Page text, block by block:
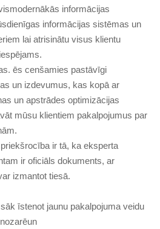
informācijas
informācijas sistēmas un
lai atrisinātu visus klientu
ēs cenšamies pastāvīgi
un izdevumus, kas kopā ar
un apstrādes optimizācijas
mūsu klientiem pakalpojumus par
ir tā, ka eksperta
ir oficiāls dokuments, ar
izmantot tiesā.
īstenot jaunu pakalpojuma veidu